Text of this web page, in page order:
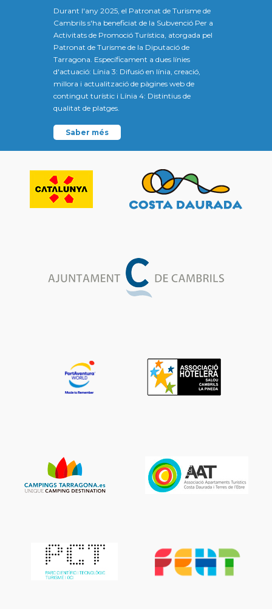
Durant l'any 2025, el Patronat de Turisme de
Cambrils s'ha beneficiat de la Subvenció Per a
Activitats de Promoció Turística, atorgada pel
Patronat de Turisme de la Diputació de
Tarragona. Específicament a dues línies
d'actuació: Línia 3: Difusió en línia, creació,
millora i actualització de pàgines web de
contingut turístic i Línia 4: Distintius de
qualitat de platges.
Saber més